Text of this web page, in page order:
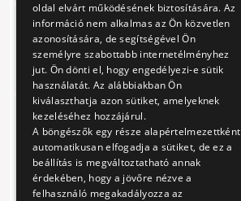
Hevederek,
függesztékek
beszerzése
V-
506/14
HÉV vonalakon
szintbeli gyalogos
keresztezés
kialakítása
443/14
oldal elvárt működésének biztosítására. Az
információ nem alkalmas az Ön közvetlen
azonosítására, de segítségével Ön
személyre szabottabb internetélményhez
jut. Ön dönti el, hogy engedélyezi-e sütik
használatát. Az alábbiakban Ön
kiválaszthatja azon sütiket, amelyeknek
kezeléséhez hozzájárul.
A böngészők egy része alapértelmezettként
automatikusan elfogadja a sütiket, de ez a
beállítás is megváltoztatható annak
érdekében, hogy a jövőre nézve a
felhasználó megakadályozza az